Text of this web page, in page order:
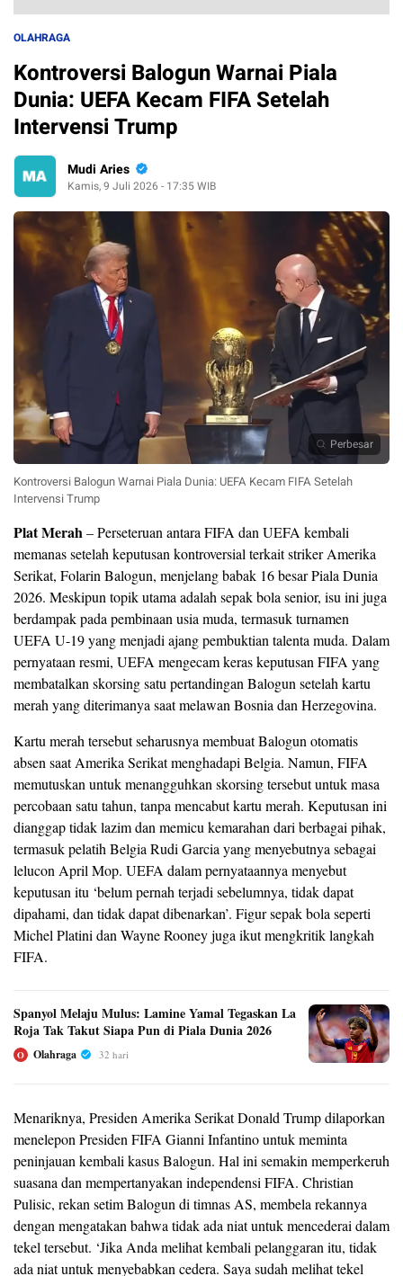
OLAHRAGA
Kontroversi Balogun Warnai Piala
Dunia: UEFA Kecam FIFA Setelah
Intervensi Trump
Mudi Aries
Kamis, 9 Juli 2026 - 17:35 WIB
Perbesar
Kontroversi Balogun Warnai Piala Dunia: UEFA Kecam FIFA Setelah
Intervensi Trump
Plat Merah – Perseteruan antara FIFA dan UEFA kembali
memanas setelah keputusan kontroversial terkait striker Amerika
Serikat, Folarin Balogun, menjelang babak 16 besar Piala Dunia
2026. Meskipun topik utama adalah sepak bola senior, isu ini juga
berdampak pada pembinaan usia muda, termasuk turnamen
UEFA U-19 yang menjadi ajang pembuktian talenta muda. Dalam
pernyataan resmi, UEFA mengecam keras keputusan FIFA yang
membatalkan skorsing satu pertandingan Balogun setelah kartu
merah yang diterimanya saat melawan Bosnia dan Herzegovina.
Kartu merah tersebut seharusnya membuat Balogun otomatis
absen saat Amerika Serikat menghadapi Belgia. Namun, FIFA
memutuskan untuk menangguhkan skorsing tersebut untuk masa
percobaan satu tahun, tanpa mencabut kartu merah. Keputusan ini
dianggap tidak lazim dan memicu kemarahan dari berbagai pihak,
termasuk pelatih Belgia Rudi Garcia yang menyebutnya sebagai
lelucon April Mop. UEFA dalam pernyataannya menyebut
keputusan itu ‘belum pernah terjadi sebelumnya, tidak dapat
dipahami, dan tidak dapat dibenarkan’. Figur sepak bola seperti
Michel Platini dan Wayne Rooney juga ikut mengkritik langkah
FIFA.
Spanyol Melaju Mulus: Lamine Yamal Tegaskan La
Roja Tak Takut Siapa Pun di Piala Dunia 2026
O Olahraga 32 hari
Menariknya, Presiden Amerika Serikat Donald Trump dilaporkan
menelepon Presiden FIFA Gianni Infantino untuk meminta
peninjauan kembali kasus Balogun. Hal ini semakin memperkeruh
suasana dan mempertanyakan independensi FIFA. Christian
Pulisic, rekan setim Balogun di timnas AS, membela rekannya
dengan mengatakan bahwa tidak ada niat untuk mencederai dalam
tekel tersebut. ‘Jika Anda melihat kembali pelanggaran itu, tidak
ada niat untuk menyebabkan cedera. Saya sudah melihat tekel